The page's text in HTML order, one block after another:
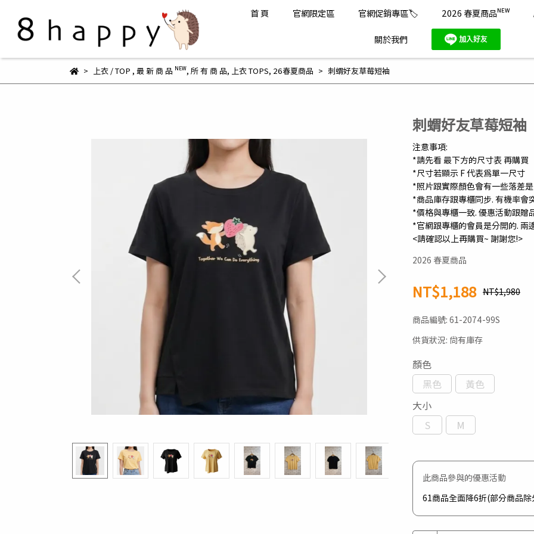
首 頁 官網限定區 官網促銷專區🏷️ 2026 春夏商品ᴺᴱᵂ
關於我們
上衣 / TOP , 最 新 商 品 ᴺᴱᵂ, 所 有 商 品, 上衣 TOPS, 26春夏商品 刺蝟好友草莓短袖
刺蝟好友草莓短袖
注意事項:
*請先看 最下方的尺寸表 再購買
*尺寸若顯示 F 代表為單一尺寸
*照片跟實際顏色會有一些落差
*商品庫存跟專櫃同步. 有機率會
*價格與專櫃一致. 優惠活動跟贈
*官網跟專櫃的會員是分開的. 兩
<請確認以上再購買~ 謝謝您!>
2026 春夏商品
NT$1,188 NT$1,980
商品編號: 61-2074-99S
供貨狀況: 尚有庫存
顏色
黑色
黃色
大小
S
M
此商品參與的優惠活動
61商品全面降6折(部分商品除